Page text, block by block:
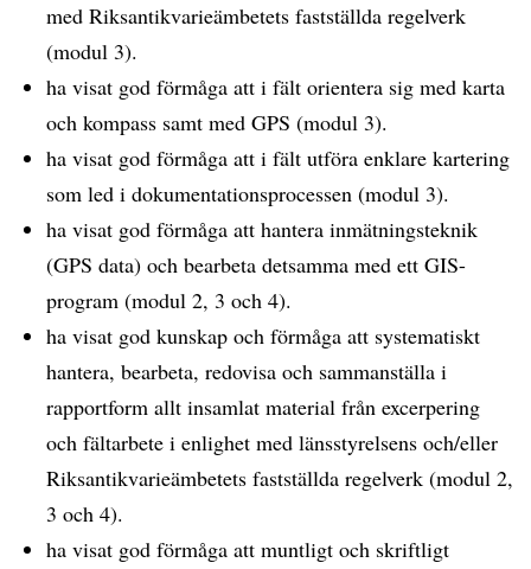
med Riksantikvarieämbetets fastställda regelverk
(modul 3).
ha visat god förmåga att i fält orientera sig med karta
och kompass samt med GPS (modul 3).
ha visat god förmåga att i fält utföra enklare kartering
som led i dokumentationsprocessen (modul 3).
ha visat god förmåga att hantera inmätningsteknik
(GPS data) och bearbeta detsamma med ett GIS-
program (modul 2, 3 och 4).
ha visat god kunskap och förmåga att systematiskt
hantera, bearbeta, redovisa och sammanställa i
rapportform allt insamlat material från excerpering
och fältarbete i enlighet med länsstyrelsens och/eller
Riksantikvarieämbetets fastställda regelverk (modul 2,
3 och 4).
ha visat god förmåga att muntligt och skriftligt